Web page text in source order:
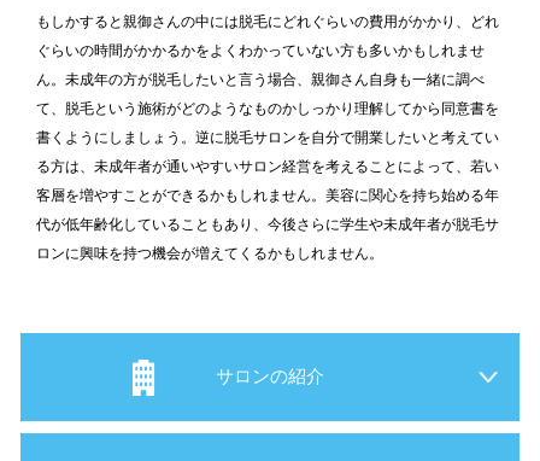
もしかすると親御さんの中には脱毛にどれぐらいの費用がかかり、どれ
ぐらいの時間がかかるかをよくわかっていない方も多いかもしれませ
ん。未成年の方が脱毛したいと言う場合、親御さん自身も一緒に調べ
て、脱毛という施術がどのようなものかしっかり理解してから同意書を
書くようにしましょう。逆に脱毛サロンを自分で開業したいと考えてい
る方は、未成年者が通いやすいサロン経営を考えることによって、若い
客層を増やすことができるかもしれません。美容に関心を持ち始める年
代が低年齢化していることもあり、今後さらに学生や未成年者が脱毛サ
ロンに興味を持つ機会が増えてくるかもしれません。
サロンの紹介